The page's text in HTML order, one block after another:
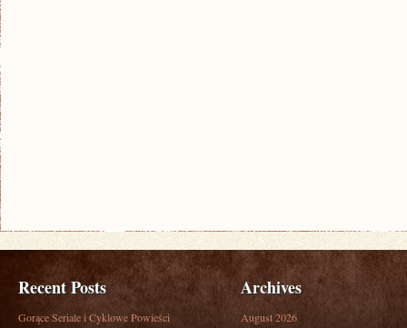
Recent Posts
Gorące Seriale i Cyklowe Powieści
Archives
August 2026